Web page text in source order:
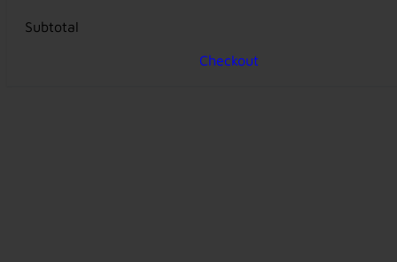
Subtotal
Checkout